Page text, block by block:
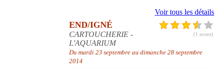
Voir tous les détails
(1 notes)
END/IGNÉ
CARTOUCHERIE -
L'AQUARIUM
Du mardi 23 septembre au dimanche 28 septembre
2014